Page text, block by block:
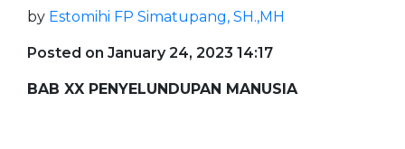
by Estomihi FP Simatupang, SH.,MH
Posted on January 24, 2023 14:17
BAB XX PENYELUNDUPAN MANUSIA